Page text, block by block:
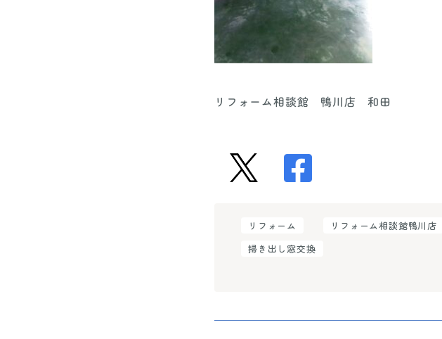
リフォーム相談館 鴨川店 和田
リフォーム リフォーム相談館鴨川店
掃き出し窓交換